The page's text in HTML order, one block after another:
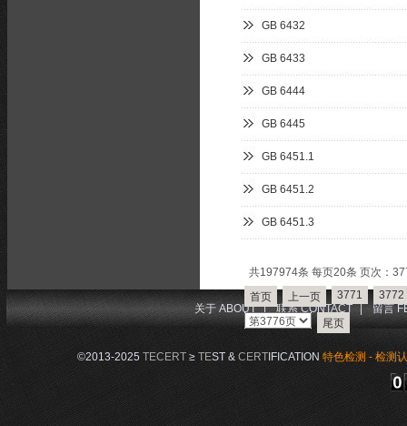
GB 6432
GB 6433
GB 6444
GB 6445
GB 6451.1
GB 6451.2
GB 6451.3
共197974条 每页20条 页次：
首页
上一页 3771 3772
尾页
©2013-2025 TECERT≥ TEST & CERTIFICATION特色检测 - 检测
关于 ABOUT | 联系 CONTACT 留言